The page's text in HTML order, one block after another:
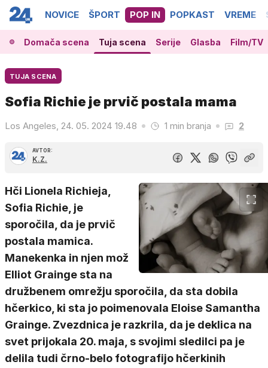
NOVICE ŠPORT POP IN POPKAST VREME
Domača scena Tuja scena Serije Glasba Film/TV
TUJA SCENA
Sofia Richie je prvič postala mama
Los Angeles, 24. 05. 2024 19.48 1 min branja 2
AVTOR:
K.Z.
Hči Lionela Richieja,
Sofia Richie, je
sporočila, da je prvič
postala mamica.
Manekenka in njen mož
Elliot Grainge sta na
družbenem omrežju sporočila, da sta dobila
hčerkico, ki sta jo poimenovala Eloise Samantha
Grainge. Zvezdnica je razkrila, da je deklica na
svet prijokala 20. maja, s svojimi sledilci pa je
delila tudi črno-belo fotografijo hčerkinih